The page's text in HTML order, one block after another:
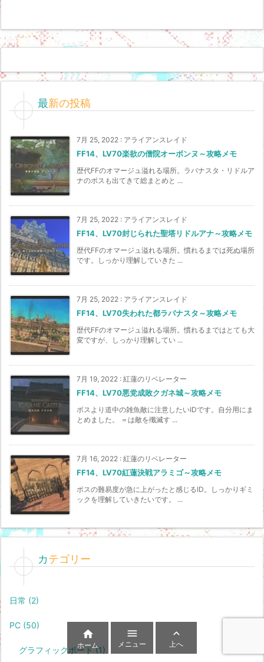
最新の投稿
7月 25, 2022 : アライアンスレイド
FF14、LV70楽欲の僧院オーボンヌ～攻略メモ
歴代FFのオマージュ溢れる場所。ラバナスタ・リドルア
ナのボスも出てきて総まとめと ...
7月 25, 2022 : アライアンスレイド
FF14、LV70封じられた聖塔リドルアナ～攻略メモ
歴代FFのオマージュ溢れる場所。慣れるまでは死ぬ場所
です。しっかり理解していきた ...
7月 25, 2022 : アライアンスレイド
FF14、LV70失われた都ラバナスタ～攻略メモ
歴代FFのオマージュ溢れる場所。慣れるまではとても大
変ですが、しっかり理解してい ...
7月 19, 2022 : 紅蓮のリベレーター
FF14、LV70悪党成敗クガネ城～攻略メモ
ボスより道中の雑魚敵に注意したいIDです。自分用にま
とめました。 ＝は敵を殲滅す ...
7月 16, 2022 : 紅蓮のリベレーター
FF14、LV70紅蓮決戦アラミゴ～攻略メモ
ボスの難易度が急に上がったと感じるID。しっかりギミ
ックを理解していきたいです。 ...
カテゴリー
日常 (2)
PC (50)
グラフィックボード(1)

ホーム

メニュー

上へ